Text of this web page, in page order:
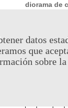
diorama de
datos
que
sobre